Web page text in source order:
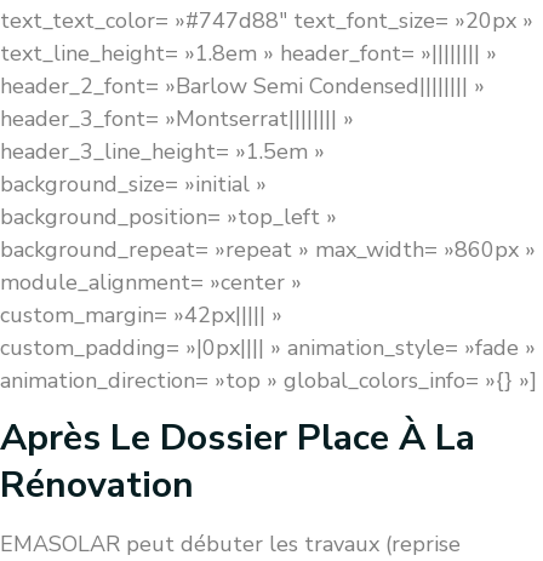
text_text_color= »#747d88″ text_font_size= »20px »
text_line_height= »1.8em » header_font= »|||||||| »
header_2_font= »Barlow Semi Condensed|||||||| »
header_3_font= »Montserrat|||||||| »
header_3_line_height= »1.5em »
background_size= »initial »
background_position= »top_left »
background_repeat= »repeat » max_width= »860px »
module_alignment= »center »
custom_margin= »42px||||| »
custom_padding= »|0px|||| » animation_style= »fade »
animation_direction= »top » global_colors_info= »{} »]
Après Le Dossier Place À La
Rénovation
EMASOLAR peut débuter les travaux (reprise